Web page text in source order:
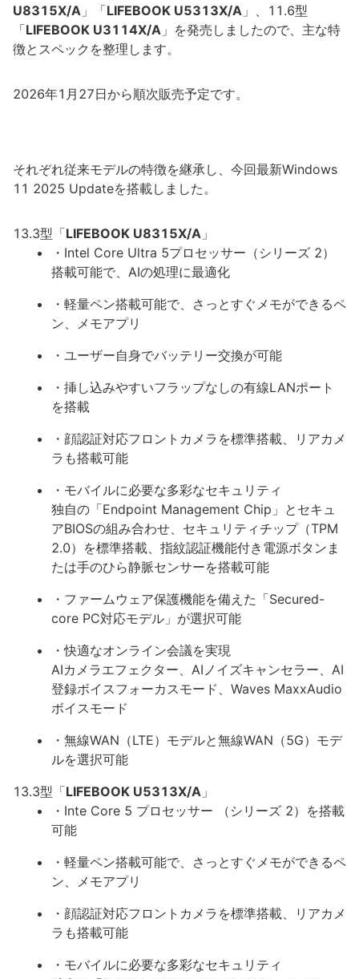
U8315X/A 」「LIFEBOOK U5313X/A 」、11.6型
「LIFEBOOK U3114X/A 」を発売しましたので、主な特
徴とスペックを整理します。
2026年1月27日から順次販売予定です。
それぞれ従来モデルの特徴を継承し、今回最新Windows
11 2025 Updateを搭載しました。
13.3型「LIFEBOOK U8315X/A 」
・Intel Core Ultra 5プロセッサー（シリーズ 2）
搭載可能で、AIの処理に最適化
・軽量ペン搭載可能で、さっとすぐメモができるペ
ン、メモアプリ
・ユーザー自身でバッテリー交換が可能
・挿し込みやすいフラップなしの有線LANポート
を搭載
・顔認証対応フロントカメラを標準搭載、リアカメ
ラも搭載可能
・モバイルに必要な多彩なセキュリティ
独自の「Endpoint Management Chip」とセキュ
アBIOSの組み合わせ、セキュリティチップ（TPM
2.0）を標準搭載、指紋認証機能付き電源ボタンま
たは手のひら静脈センサーを搭載可能
・ファームウェア保護機能を備えた「Secured-
core PC対応モデル」が選択可能
・快適なオンライン会議を実現
AIカメラエフェクター、AIノイズキャンセラー、AI
登録ボイスフォーカスモード、Waves MaxxAudio
ボイスモード
・無線WAN（LTE）モデルと無線WAN（5G）モデ
ルを選択可能
13.3型「LIFEBOOK U5313X/A 」
・Inte Core 5 プロセッサー （シリーズ 2）を搭載
可能
・軽量ペン搭載可能で、さっとすぐメモができるペ
ン、メモアプリ
・顔認証対応フロントカメラを標準搭載、リアカメ
ラも搭載可能
・モバイルに必要な多彩なセキュリティ